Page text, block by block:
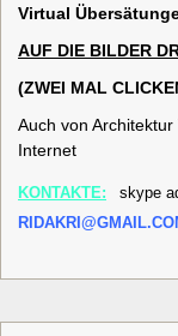
Virtual
AUF DIE BILDER
(ZWEI MAL
Auch von
Internet
KONTAKTE:
skype